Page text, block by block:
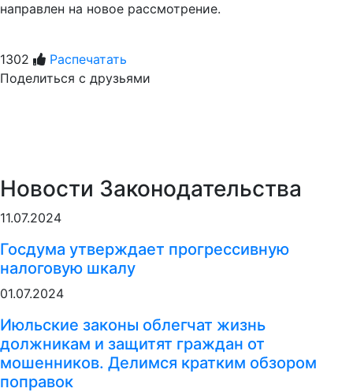
направлен на новое рассмотрение.
1302
Распечатать
Поделиться с друзьями
Новости Законодательства
11.07.2024
Госдума утверждает прогрессивную
налоговую шкалу
01.07.2024
Июльские законы облегчат жизнь
должникам и защитят граждан от
мошенников. Делимся кратким обзором
поправок